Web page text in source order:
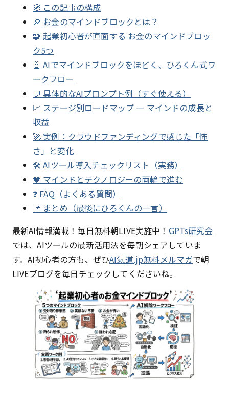
🧭 この記事の構成
🔎 お金のマインドブロックとは？
🧩 起業初心者が直面する お金のマインドブロッ
ク5つ
🤖 AIでマインドブロックをほどく、ひろくん式ワ
ークフロー
💬 具体的なAIプロンプト例（すぐ使える）
📈 ステージ別ロードマップ — マインドの成長と
収益
🚀 実例：クラウドファンディングで感じた「怖
さ」と変化
🛠 AIツール導入チェックリスト（実務）
🧡 マインドとテクノロジーの両輪で進む
❓ FAQ（よくある質問）
📌 まとめ（最後にひろくんの一言）
最新AI情報満載！毎日無料朝LIVE実施中！ GPTs研究会
では、AIツールの最新活用法を毎朝シェアしていま
す。AI初心者の方も、ぜひAI氣道.jp無料メルマガで朝
LIVEブログを毎日チェックしてくださいね。